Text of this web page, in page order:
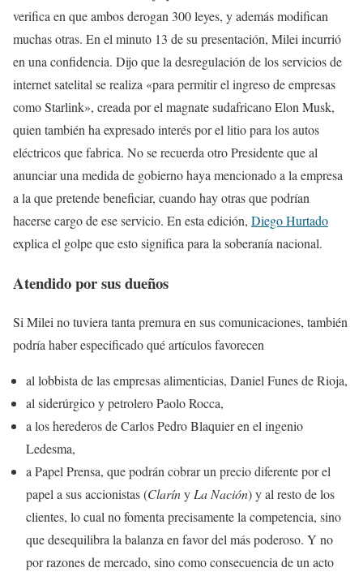
verifica en que ambos derogan 300 leyes, y además modifican
muchas otras. En el minuto 13 de su presentación, Milei incurrió
en una confidencia. Dijo que la desregulación de los servicios de
internet satelital se realiza «para permitir el ingreso de empresas
como Starlink», creada por el magnate sudafricano Elon Musk,
quien también ha expresado interés por el litio para los autos
eléctricos que fabrica. No se recuerda otro Presidente que al
anunciar una medida de gobierno haya mencionado a la empresa
a la que pretende beneficiar, cuando hay otras que podrían
hacerse cargo de ese servicio. En esta edición, Diego Hurtado
explica el golpe que esto significa para la soberanía nacional.
Atendido por sus dueños
Si Milei no tuviera tanta premura en sus comunicaciones, también
podría haber especificado qué artículos favorecen
al lobbista de las empresas alimenticias, Daniel Funes de Rioja,
al siderúrgico y petrolero Paolo Rocca,
a los herederos de Carlos Pedro Blaquier en el ingenio
Ledesma,
a Papel Prensa, que podrán cobrar un precio diferente por el
papel a sus accionistas (ClarínyLa Nación) y al resto de los
clientes, lo cual no fomenta precisamente la competencia, sino
que desequilibra la balanza en favor del más poderoso. Y no
por razones de mercado, sino como consecuencia de un acto